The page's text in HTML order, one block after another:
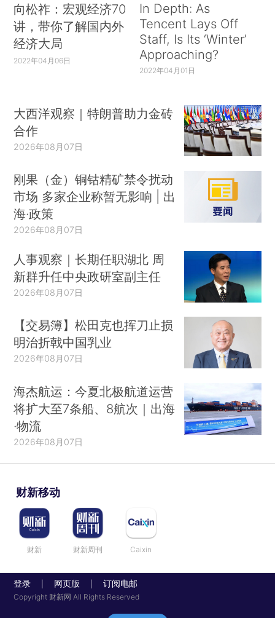
向松祚：宏观经济70
讲，带你了解国内外
经济大局
2022年04月06日
In Depth: As
Tencent Lays Off
Staff, Is Its ‘Winter’
Approaching?
2022年04月01日
大西洋观察｜特朗普助力金砖
合作
2026年08月07日
刚果（金）铜钴精矿禁令扰动
市场 多家企业称暂无影响 | 出
海·政策
2026年08月07日
人事观察｜长期任职湖北 周
新群升任中央政研室副主任
2026年08月07日
【交易簿】松田克也挥刀止损
明治折戟中国乳业
2026年08月07日
海杰航运：今夏北极航道运营
将扩大至7条船、8航次｜出海
·物流
2026年08月07日
财新移动
财新 财新周刊 Caixin
登录 网页版 订阅电邮
Copyright 财新网 All Rights Reserved